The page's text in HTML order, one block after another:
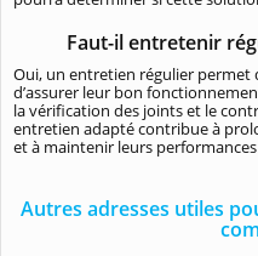
Faut-il entretenir
Oui, un entretien régulier permet
d’assurer leur bon
la vérification des joints et le
entretien adapté contribue à
et à maintenir leurs performances
Autres adresses utiles